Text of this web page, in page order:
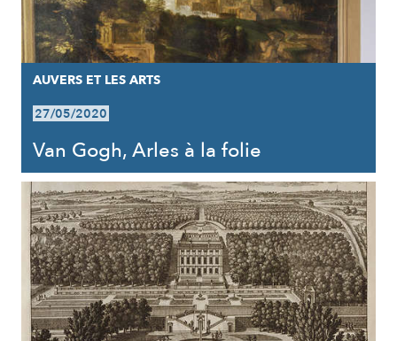
AUVERS ET LES ARTS
27/05/2020
Van Gogh, Arles à la folie